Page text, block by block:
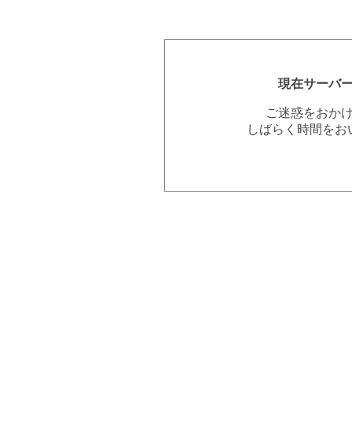
現在サーバ
ご迷惑をおか
しばらく時間を